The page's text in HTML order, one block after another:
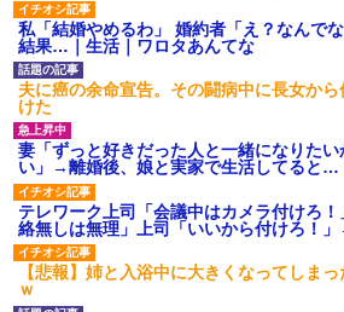
私「結婚やめるわ」 婚約者「え？なんで
結果…｜生活｜ワロタあんてな
夫に癌の余命宣告。その闘病中に長女か
けた
妻「ずっと好きだった人と一緒になりた
い」→離婚後、娘と実家で生活してると…
テレワーク上司「会議中はカメラ付けろ
絡無しは無理」上司「いいから付けろ！
【悲報】姉と入浴中に大きくなってしま
ｗ